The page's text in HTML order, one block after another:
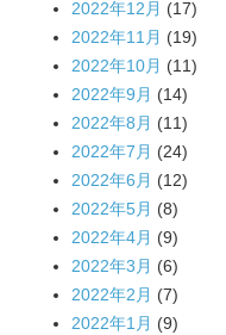
2022年12月 (17)
2022年11月 (19)
2022年10月 (11)
2022年9月 (14)
2022年8月 (11)
2022年7月 (24)
2022年6月 (12)
2022年5月 (8)
2022年4月 (9)
2022年3月 (6)
2022年2月 (7)
2022年1月 (9)